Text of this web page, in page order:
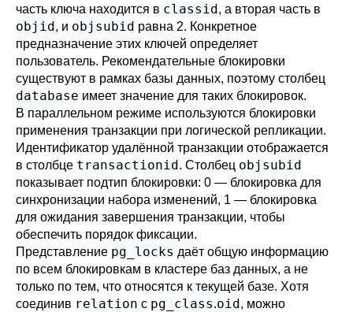
часть ключа находится в classid, а вторая часть в
objid, и objsubid равна 2. Конкретное
предназначение этих ключей определяет
пользователь. Рекомендательные блокировки
существуют в рамках базы данных, поэтому столбец
database имеет значение для таких блокировок.
В параллельном режиме используются блокировки
применения транзакции при логической репликации.
Идентификатор удалённой транзакции отображается
в столбце transactionid. Столбец objsubid
показывает подтип блокировки: 0 — блокировка для
синхронизации набора изменений, 1 — блокировка
для ожидания завершения транзакции, чтобы
обеспечить порядок фиксации.
Представление pg_locks даёт общую информацию
по всем блокировкам в кластере баз данных, а не
только по тем, что относятся к текущей базе. Хотя
соединив relation с pg_class.oid, можно